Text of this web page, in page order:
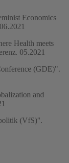
Economics
Health meets
05.2021
(GDE)".
and
(VfS)".